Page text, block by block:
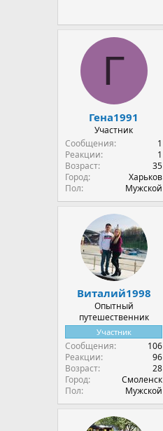
Г
Гена1991
Участник
Сообщения
1
Реакции
1
Возраст
35
Город
Харьков
Пол
Мужской
Виталий1998
Опытный
путешественник
Участник
Сообщения
106
Реакции
96
Возраст
28
Город
Смоленск
Пол
Мужской